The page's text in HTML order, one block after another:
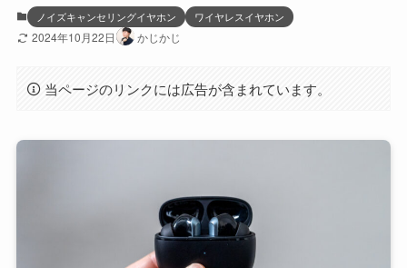
ノイズキャンセリングイヤホン ワイヤレスイヤホン
2024年10月22日 かじかじ
当ページのリンクには広告が含まれています。